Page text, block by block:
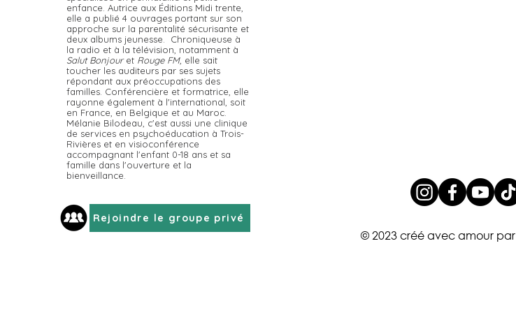
enfance. Autrice aux Éditions Midi trente,
elle a publié 4 ouvrages portant sur son
approche sur la parentalité sécurisante et
deux albums jeunesse. Chroniqueuse à
la radio et à la télévision, notamment à
Salut Bonjouret Rouge FM, elle sait
toucher les auditeurs par ses sujets
répondant aux préoccupations des
familles. Conférencière et formatrice, elle
rayonne également à l'international, soit
en France, en Belgique et au Maroc.
Mélanie Bilodeau, c'est aussi une clinique
de services en psychoéducation à Trois-
Rivières et en visioconférence
accompagnant l'enfant 0-18 ans et sa
famille dans l'ouverture et la
bienveillance.
Rejoindre le groupe privé
© 2023 créé avec amour par